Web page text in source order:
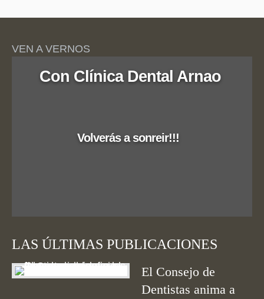
VEN A VERNOS
Volverás a sonreir!!!
Con Clínica Dental Arnao
LAS ÚLTIMAS PUBLICACIONES
El Consejo de
Dentistas anima a